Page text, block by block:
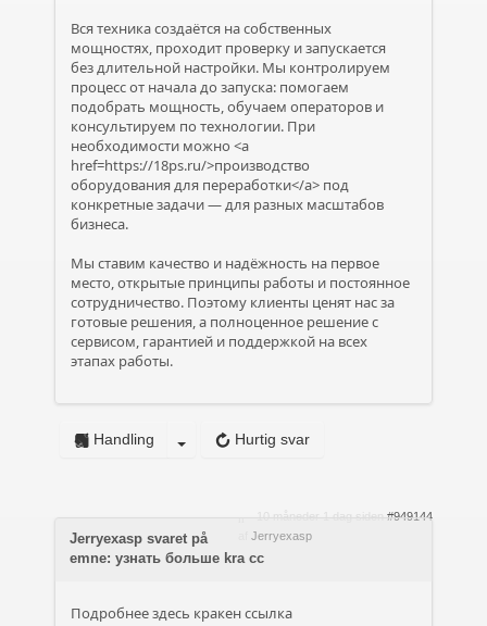
Вся техника создаётся на собственных
мощностях, проходит проверку и запускается
без длительной настройки. Мы контролируем
процесс от начала до запуска: помогаем
подобрать мощность, обучаем операторов и
консультируем по технологии. При
необходимости можно <a
href=https://18ps.ru/>производство
оборудования для переработки</a> под
конкретные задачи — для разных масштабов
бизнеса.
Мы ставим качество и надёжность на первое
место, открытые принципы работы и постоянное
сотрудничество. Поэтому клиенты ценят нас за
готовые решения, а полноценное решение с
сервисом, гарантией и поддержкой на всех
этапах работы.
Hurtig svar
Handling
10 måneder 1 dag siden #949144
Jerryexasp
Jerryexasp svaret på
emne: узнать больше kra cc
Подробнее здесь кракен ссылка